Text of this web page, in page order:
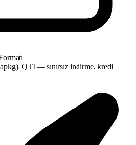
QTI — sınırsız indirme, kredi